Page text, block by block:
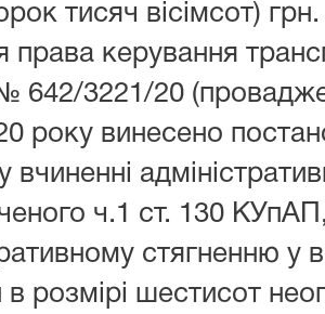
тисяч вісімсот)
права керування
642/3221/20
року винесено
вчиненні
ч.1 ст. 130
стягненню у
розмірі шестисот